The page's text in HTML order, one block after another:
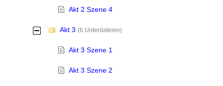
Akt 2 Szene 4
- Akt 3 (6 Unterdateien)
Akt 3 Szene 1
Akt 3 Szene 2